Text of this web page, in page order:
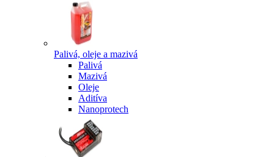
Palivá, oleje a mazivá
Palivá
Mazivá
Oleje
Aditíva
Nanoprotech